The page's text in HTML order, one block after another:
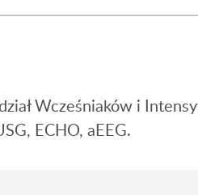
Wcześniaków i
ECHO, aEEG.